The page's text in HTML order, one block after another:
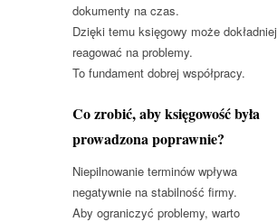
dokumenty na czas.
Dzięki temu księgowy może dokładniej
reagować na problemy.
To fundament dobrej współpracy.
Co zrobić, aby księgowość była
prowadzona poprawnie?
Niepilnowanie terminów wpływa
negatywnie na stabilność firmy.
Aby ograniczyć problemy, warto